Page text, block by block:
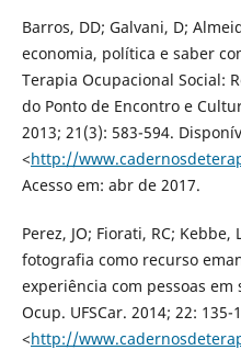
Barros, DD; Galvani, D;
economia, política e saber
Terapia Ocupacional Social:
do Ponto de Encontro e
2013; 21(3): 583-594.
<http://
Acesso em: abr de 2017.
Perez, JO; Fiorati, RC; Kebbe,
fotografia como recurso
experiência com pessoas em
Ocup. UFSCar. 2014; 22:
<http://